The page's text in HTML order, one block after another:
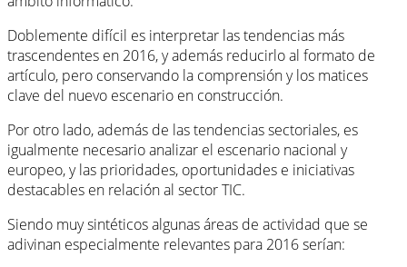
Doblemente difícil es interpretar las tendencias más
trascendentes en 2016, y además reducirlo al formato de
artículo, pero conservando la comprensión y los matices
clave del nuevo escenario en construcción.
Por otro lado, además de las tendencias sectoriales, es
igualmente necesario analizar el escenario nacional y
europeo, y las prioridades, oportunidades e iniciativas
destacables en relación al sector TIC.
Siendo muy sintéticos algunas áreas de actividad que se
adivinan especialmente relevantes para 2016 serían: